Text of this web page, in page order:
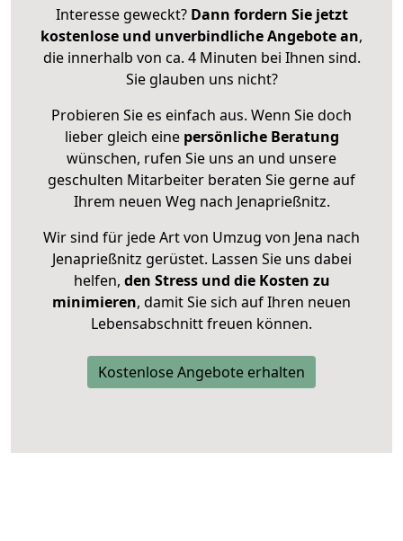
Interesse geweckt? Dann fordern Sie jetzt
kostenlose und unverbindliche Angebote an,
die innerhalb von ca. 4 Minuten bei Ihnen sind.
Sie glauben uns nicht?
Probieren Sie es einfach aus. Wenn Sie doch
lieber gleich eine persönliche Beratung
wünschen, rufen Sie uns an und unsere
geschulten Mitarbeiter beraten Sie gerne auf
Ihrem neuen Weg nach Jenaprießnitz.
Wir sind für jede Art von Umzug von Jena nach
Jenaprießnitz gerüstet. Lassen Sie uns dabei
helfen, den Stress und die Kosten zu
minimieren, damit Sie sich auf Ihren neuen
Lebensabschnitt freuen können.
Kostenlose Angebote erhalten